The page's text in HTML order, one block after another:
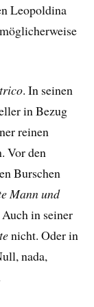
Leopoldina
. In seinen
in Bezug
reinen
Vor den
Burschen
Mann und
in seiner
nicht. Oder in
nada,